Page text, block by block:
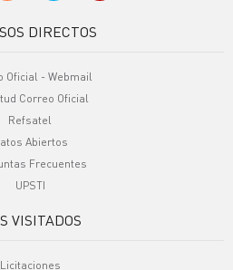
DIRECTOS
Oficial - Webmail
Correo Oficial
Refsatel
Abiertos
Frecuentes
UPSTI
VISITADOS
Licitaciones